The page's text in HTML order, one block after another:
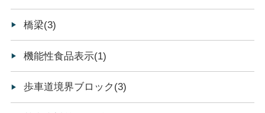
橋梁(3)
機能性食品表示(1)
歩車道境界ブロック(3)